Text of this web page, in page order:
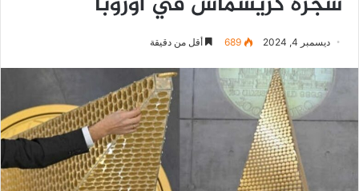
ديسمبر 4, 2024 689 أقل من دقيقة